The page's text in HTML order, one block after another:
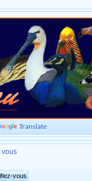
Translate
vous